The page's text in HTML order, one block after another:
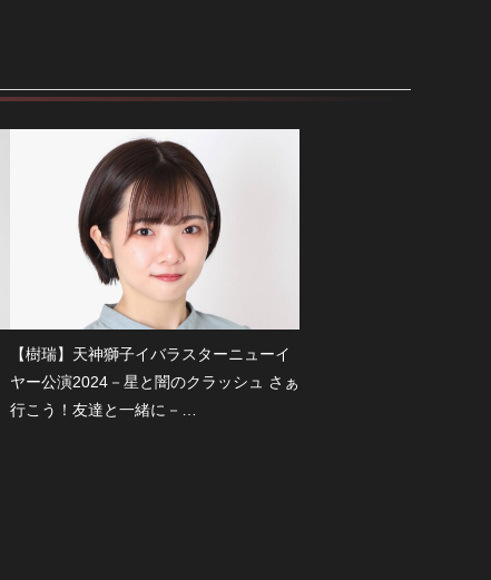
【樹瑞】天神獅子イバラスターニューイ
ヤー公演2024－星と闇のクラッシュ さぁ
行こう！友達と一緒に－…